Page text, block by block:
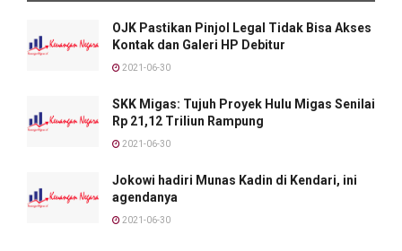
OJK Pastikan Pinjol Legal Tidak Bisa Akses
Kontak dan Galeri HP Debitur
2021-06-30
SKK Migas: Tujuh Proyek Hulu Migas Senilai
Rp 21,12 Triliun Rampung
2021-06-30
Jokowi hadiri Munas Kadin di Kendari, ini
agendanya
2021-06-30